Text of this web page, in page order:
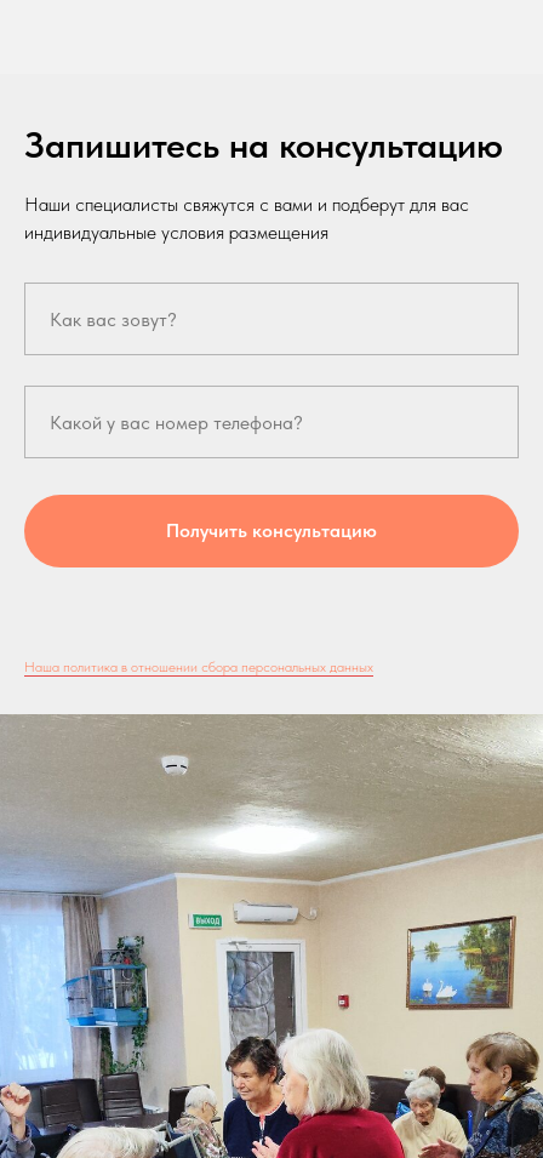
Запишитесь на консультацию
Наши специалисты свяжутся с вами и подберут для вас
индивидуальные условия размещения
Получить консультацию
Наша политика в отношении сбора персональных данных